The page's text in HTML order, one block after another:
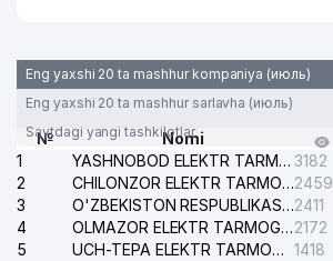
Eng yaxshi 20 ta mashhur kompaniya (июль)
Eng yaxshi 20 ta mashhur sarlavha (июль)
Saytdagi yangi tashkilotlar
№
Nomi
1
YASHNOBOD ELEKTR TARMOG'I NOSOZLIKLARI XIZMATI 3182
2
CHILONZOR ELEKTR TARMOG'I NOSOZLIK XIZMATI2459
3
O'ZBEKISTON RESPUBLIKASI BOSH PROKURATURASI ISHONCH TELEFONI2411
4
OLMAZOR ELEKTR TARMOG'I NOSOZLIKLARI XIZMATI2172
5
UCH-TEPA ELEKTR TARMOG'I NOSOZLIKLARI XIZMATI 1418